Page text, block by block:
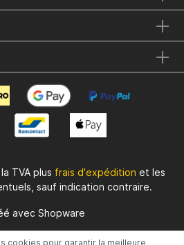
TVA plus frais d'expédition et les
sauf indication contraire.
avec Shopware
cookies pour garantir la meilleure